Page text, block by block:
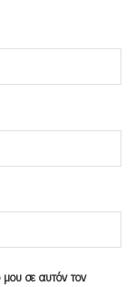
σε αυτόν τον